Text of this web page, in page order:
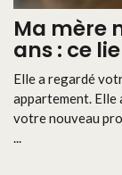
Ma mère
ans : ce
Elle a regardé
appartement. Elle
votre nouveau
...